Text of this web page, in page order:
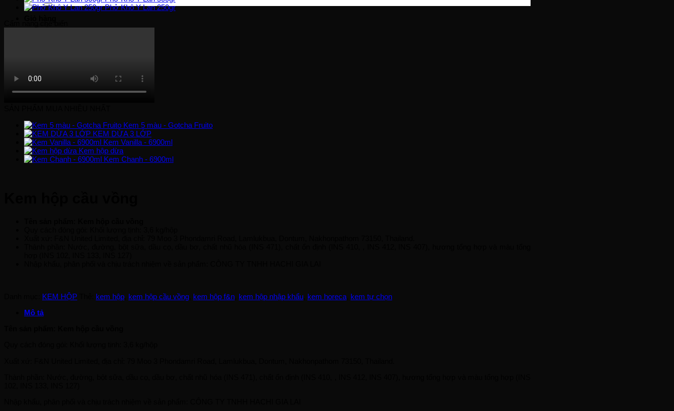
Chưa có sản phẩm trong giỏ hàng.
Quay trở lại cửa hàng
Phở Khô Y Lan 250gr
Kem 5 màu - Gotcha Fruito
KEM DỪA 3 LỚP
Kem Vanilla - 6900ml
Kem hộp dừa
Kem Chanh - 6900ml
KEM HỘP kem hộp kem hộp cầu vồng kem hộp f&n kem hộp nhập khẩu kem horeca kem tự chọn
Mô tả